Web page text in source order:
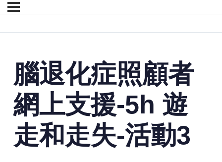
腦退化症照顧者
網上支援-5h 遊
走和走失-活動3